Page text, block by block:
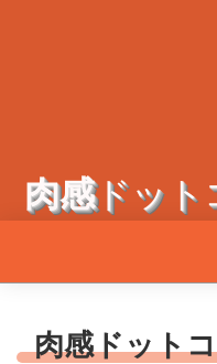
肉感ドット
肉感ドット